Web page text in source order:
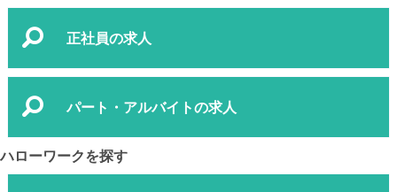
正社員の求人
パート・アルバイトの求人
ハローワークを探す